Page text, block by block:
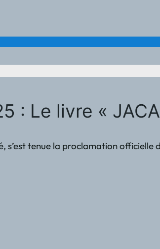
: Le livre «
s’est tenue la proclamation